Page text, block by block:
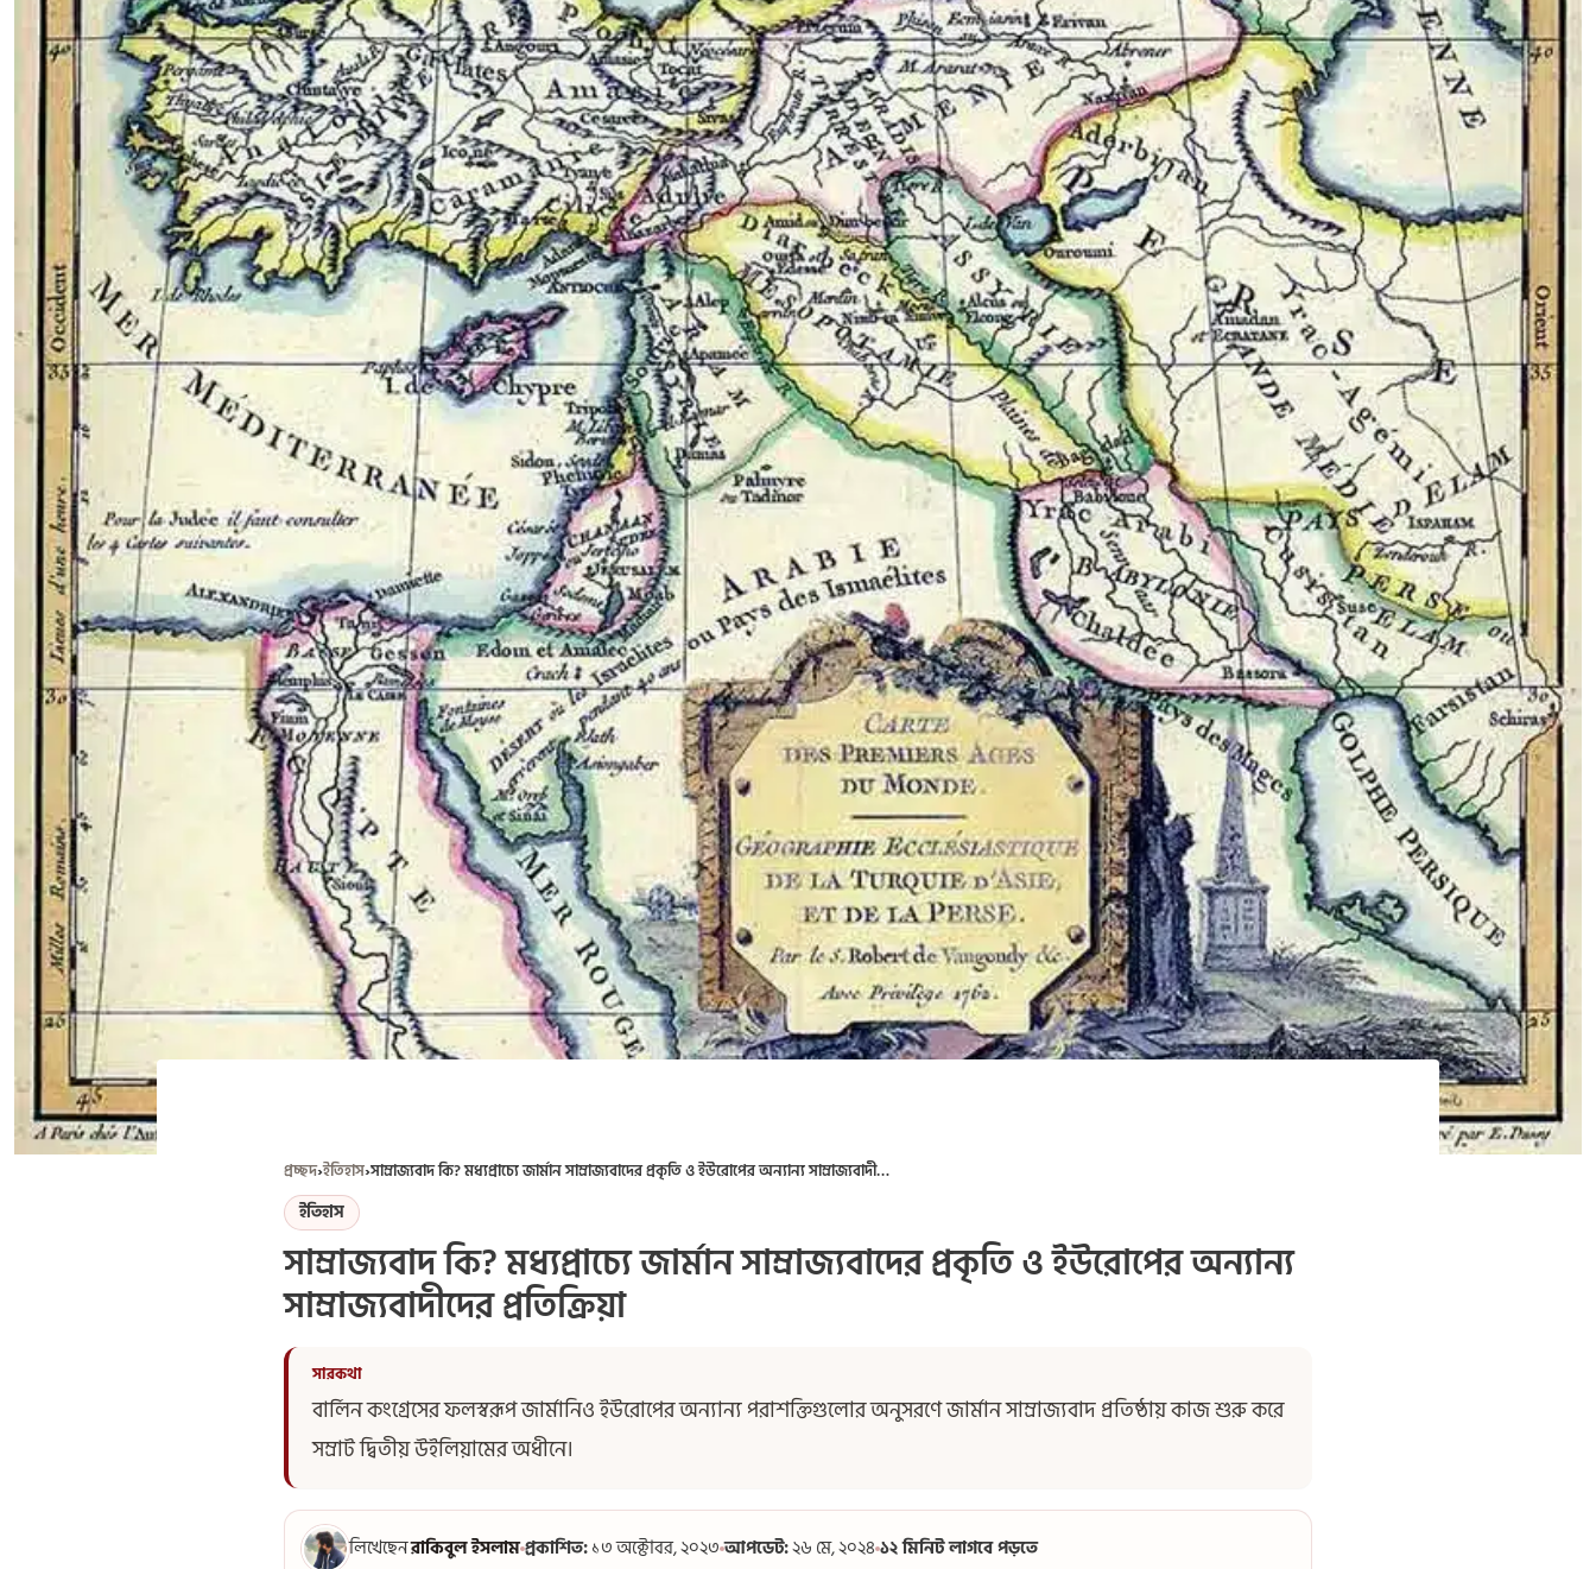
প্রচ্ছদ›ইতিহাস› সাম্রাজ্যবাদ কি? মধ্যপ্রাচ্যে জার্মান সাম্রাজ্যবাদের প্রকৃতি ও ইউরোপের অন্যান্য সাম্রাজ্যবাদীদের প্রতিক্রিয়া
ইতিহাস
সাম্রাজ্যবাদ কি? মধ্যপ্রাচ্যে জার্মান সাম্রাজ্যবাদের প্রকৃতি ও ইউরোপের অন্যান্য
সাম্রাজ্যবাদীদের প্রতিক্রিয়া
বার্লিন কংগ্রেসের ফলস্বরূপ জার্মানিও ইউরোপের অন্যান্য পরাশক্তিগুলোর অনুসরণে জার্মান সাম্রাজ্যবাদ প্রতিষ্ঠায় কাজ শুরু করে
সম্রাট দ্বিতীয় উইলিয়ামের অধীনে।
লিখেছেনরাকিবুল ইসলামপ্রকাশিত:১৩ অক্টোবর, ২০২৩আপডেট:২৬ মে, ২০২৪১২ মিনিট লাগবে পড়তে